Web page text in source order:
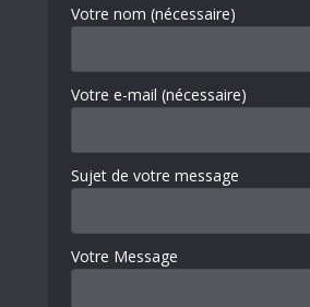
Votre nom (nécessaire)
Votre e-mail (nécessaire)
Sujet de votre message
Votre Message